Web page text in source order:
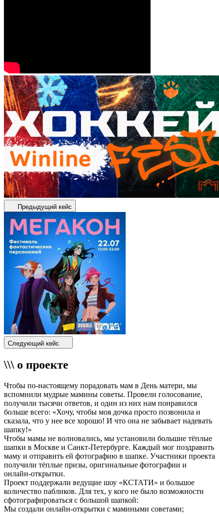
Предыдущий кейс
Следующий кейс
\\\ о проекте
Чтобы по-настоящему порадовать мам в День матери, мы
вспомнили мудрые мамины советы. Провели голосование,
получили тысячи ответов, и один из них нам понравился
больше всего: «Хочу, чтобы моя дочка просто позвонила и
сказала, что у нее все хорошо! И что она не забывает надевать
шапку!»
Чтобы мамы не волновались, мы установили большие тёплые
шапки в Москве и Санкт-Петербурге. Каждый мог поздравить
маму и отправить ей фотографию в шапке. Участники проекта
получили тёплые призы, оригинальные фотографии и
онлайн-открытки.
Проект поддержали ведущие шоу «КСТАТИ» и большое
количество пабликов. Для тех, у кого не было возможности
сфотографироваться с большой шапкой:
Мы создали онлайн-открытки с мамиными советами;